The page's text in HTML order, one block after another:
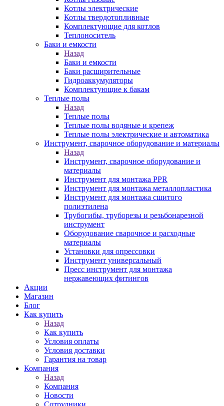
Котлы электрические
Котлы твердотопливные
Комплектующие для котлов
Теплоноситель
Баки и емкости
Назад
Баки и емкости
Баки расширительные
Гидроаккумуляторы
Комплектующие к бакам
Теплые полы
Назад
Теплые полы
Теплые полы водяные и крепеж
Теплые полы электрические и автоматика
Инструмент, сварочное оборудование и материалы
Назад
Инструмент, сварочное оборудование и
материалы
Инструмент для монтажа PPR
Инструмент для монтажа металлопластика
Инструмент для монтажа сшитого
полиэтилена
Трубогибы, труборезы и резьбонарезной
инструмент
Оборудование сварочное и расходные
материалы
Установки для опрессовки
Инструмент универсальный
Пресс инструмент для монтажа
нержавеющих фитингов
Акции
Магазин
Блог
Как купить
Назад
Как купить
Условия оплаты
Условия доставки
Гарантия на товар
Компания
Назад
Компания
Новости
Сотрудники